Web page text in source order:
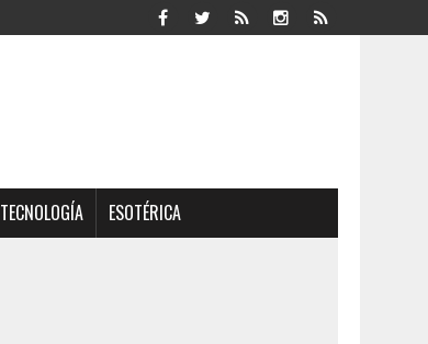
TECNOLOGÍA ESOTÉRICA